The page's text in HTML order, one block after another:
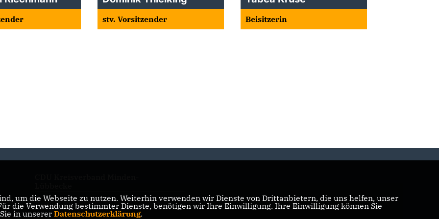
stv. Vorsitzender Beisitzerin
CDU NRW
um die Webseite zu nutzen. Weiterhin verwenden wir Dienste von Drittanbietern, die uns helfen, unser
die Verwendung bestimmter Dienste, benötigen wir Ihre Einwilligung. Ihre Einwilligung können Sie
in unserer Datenschutzerklärung.